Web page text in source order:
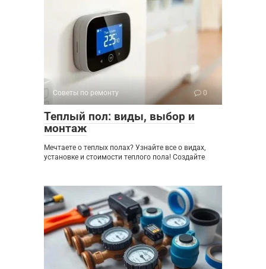
Советы по ремонту 0
Теплый пол: виды, выбор и
монтаж
Мечтаете о теплых полах? Узнайте все о видах,
установке и стоимости теплого пола! Создайте